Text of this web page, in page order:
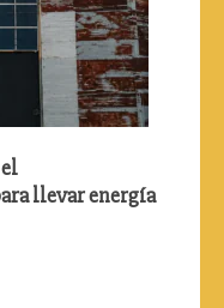
llevar energía